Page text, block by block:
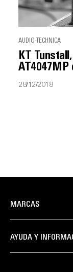
AUDIO-TECHNICA
KT
AT4047MP
28/12/2018
MARCAS
AYUDA Y